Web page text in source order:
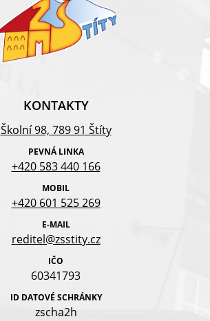
KONTAKTY
Školní 98, 789 91 Štíty
PEVNÁ LINKA
+420 583 440 166
MOBIL
+420 601 525 269
E-MAIL
reditel@zsstity.cz
IČO
60341793
ID DATOVÉ SCHRÁNKY
zscha2h